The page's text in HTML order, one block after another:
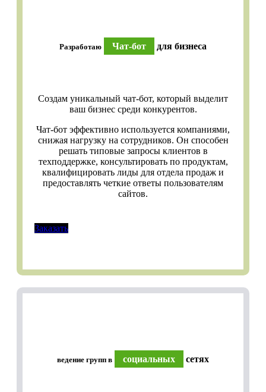
Разработаю Чат-бот для бизнеса
Создам уникальный чат-бот, который выделит
ваш бизнес среди конкурентов.
Чат-бот эффективно используется компаниями,
снижая нагрузку на сотрудников. Он способен
решать типовые запросы клиентов в
техподдержке, консультировать по продуктам,
квалифицировать лиды для отдела продаж и
предоставлять четкие ответы пользователям
сайтов.
Заказать
ведение групп в социальных сетях